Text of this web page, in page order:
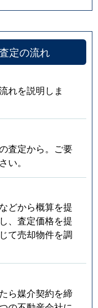
定の流れ
れを説明しま
査定から。ご要
い。
どから概算を提
、査定価格を提
て売却物件を調
ら媒介契約を締